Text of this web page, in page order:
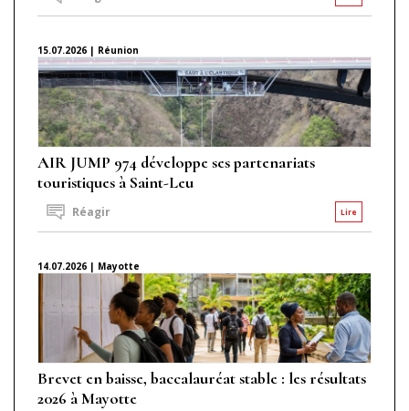
15.07.2026 | Réunion
AIR JUMP 974 développe ses partenariats
touristiques à Saint-Leu
Lire
Réagir
14.07.2026 | Mayotte
Brevet en baisse, baccalauréat stable : les résultats
2026 à Mayotte